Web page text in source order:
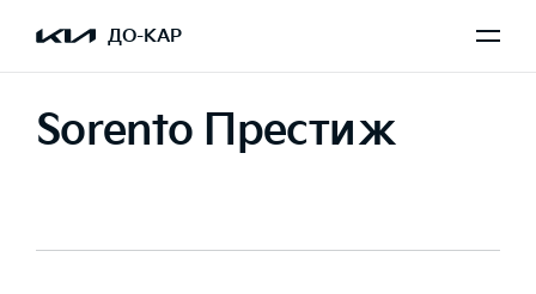
ДО-КАР
Sorento Престиж